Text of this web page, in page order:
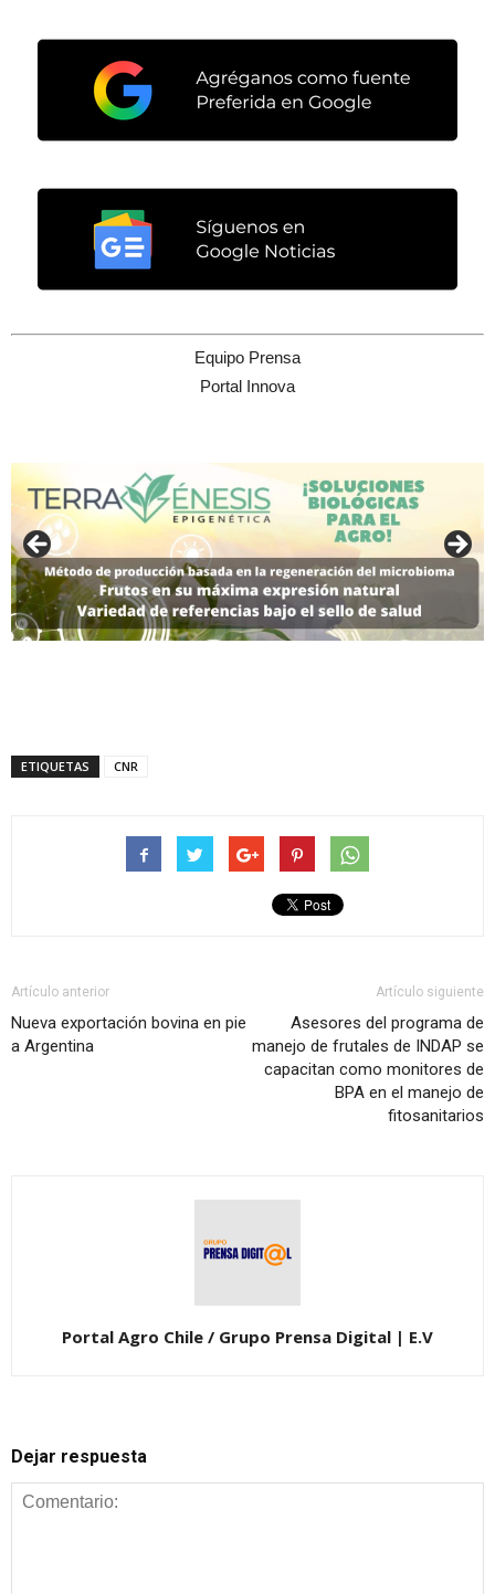
Equipo Prensa
Portal Innova
ETIQUETAS CNR
Artículo anterior
Nueva exportación bovina en pie
a Argentina
Artículo siguiente
Asesores del programa de
manejo de frutales de INDAP se
capacitan como monitores de
BPA en el manejo de
fitosanitarios
Portal Agro Chile / Grupo Prensa Digital | E.V
Dejar respuesta